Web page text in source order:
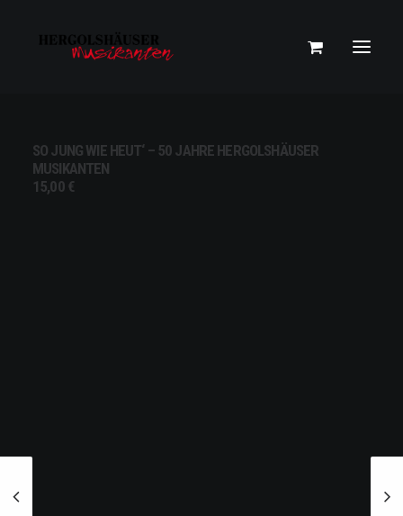
SO JUNG WIE HEUT‘ – 50 JAHRE HERGOLSHÄUSER
MUSIKANTEN
15,00 €